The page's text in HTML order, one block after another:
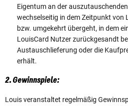
Eigentum an der
wechselseitig in dem Zeitpunkt von
bzw. umgekehrt übergeht, in dem
LouisCard Nutzer zurückgesandt
Austauschlieferung oder die
erhält.
2. Gewinnspiele:
Louis veranstaltet regelmäßig